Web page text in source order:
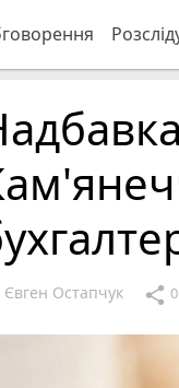
Євген Остапчук share 0